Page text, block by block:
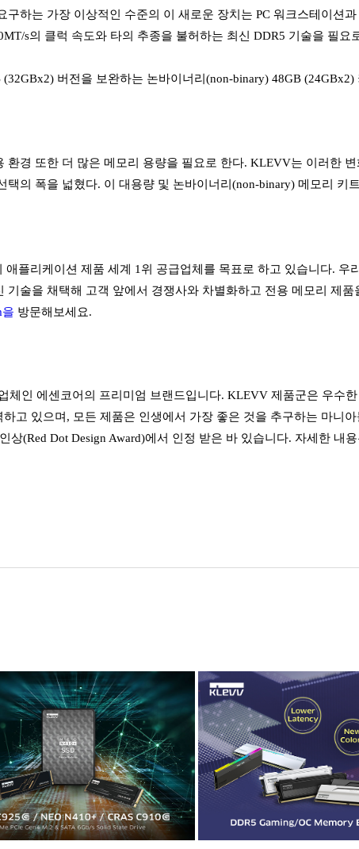
하는 가장 이상적인 수준의 이 새로운 장치는 PC 워크스테이션
s의 클럭 속도와 타의 추종을 불허하는 최신 DDR5 기술을 필
버전을 보완하는 논바이너리(non-binary) 48GB
경 또한 더 많은 메모리 용량을 필요로 한다. KLEVV는 이러한
의 폭을 넓혔다. 이 대용량 및 논바이너리(non-binary) 메모리
플리케이션 제품 세계 1위 공급업체를 목표로 하고 있습니다.
술을 채택해 고객 앞에서 경쟁사와 차별화하고 전용 메모리 제
을 방문해보세요.
인 에센코어의 프리미엄 브랜드입니다. KLEVV 제품군은 우수
고 있으며, 모든 제품은 인생에서 가장 좋은 것을 추구하는 마니
(Red Dot Design Award)에서 인정 받은 바 있습니다. 자세한 내용